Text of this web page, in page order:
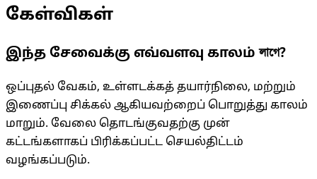
கேள்விகள்
இந்த சேவைக்கு எவ்வளவு காலம் লাগে?
ஒப்புதல் வேகம், உள்ளடக்கத் தயார்நிலை, மற்றும்
இணைப்பு சிக்கல் ஆகியவற்றைப் பொறுத்து காலம்
மாறும். வேலை தொடங்குவதற்கு முன்
கட்டங்களாகப் பிரிக்கப்பட்ட செயல்திட்டம்
வழங்கப்படும்.